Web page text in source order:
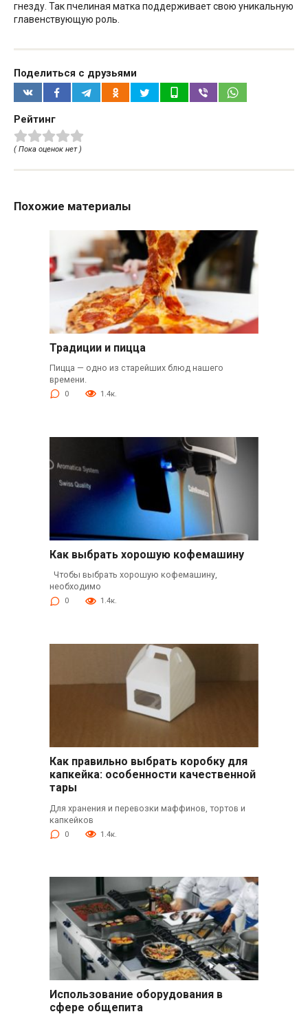
гнезду. Так пчелиная матка поддерживает свою уникальную
главенствующую роль.
Поделиться с друзьями
Рейтинг
( Пока оценок нет )
Похожие материалы
Традиции и пицца
Пицца — одно из старейших блюд нашего
времени.
0 1.4к.
Как выбрать хорошую кофемашину
Чтобы выбрать хорошую кофемашину,
необходимо
0 1.4к.
Как правильно выбрать коробку для
капкейка: особенности качественной
тары
Для хранения и перевозки маффинов, тортов и
капкейков
0 1.4к.
Использование оборудования в
сфере общепита